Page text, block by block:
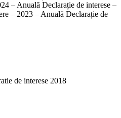
– Anuală Declarație de interese –
– 2023 – Anuală Declarație de
de interese 2018